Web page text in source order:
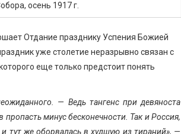
осень 1917 г.
Отдание празднику Успения Божией
уже столетие неразрывно связан с
еще только предстоит понять
— Ведь тангенс при девяноста
минус бесконечности. Так и Россия,
тут же оборвалась в худшую из тираний», —